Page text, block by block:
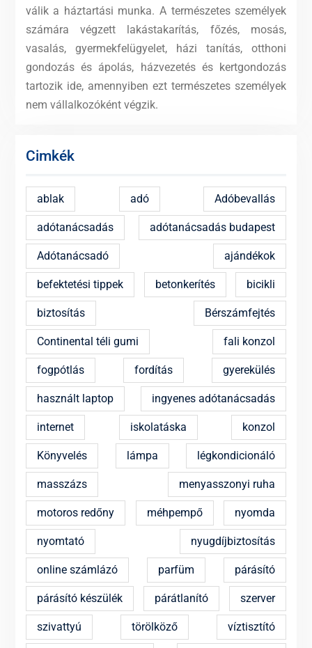
válik a háztartási munka. A természetes személyek
számára végzett lakástakarítás, főzés, mosás,
vasalás, gyermekfelügyelet, házi tanítás, otthoni
gondozás és ápolás, házvezetés és kertgondozás
tartozik ide, amennyiben ezt természetes személyek
nem vállalkozóként végzik.
Cimkék
ablak adó Adóbevallás
adótanácsadás adótanácsadás budapest
Adótanácsadó ajándékok
befektetési tippek betonkerítés bicikli
biztosítás Bérszámfejtés
Continental téli gumi fali konzol
fogpótlás fordítás gyerekülés
használt laptop ingyenes adótanácsadás
internet iskolatáska konzol
Könyvelés lámpa légkondicionáló
masszázs menyasszonyi ruha
motoros redőny méhpempő nyomda
nyomtató nyugdíjbiztosítás
online számlázó parfüm párásító
párásító készülék párátlanító szerver
szivattyú törölköző víztisztító